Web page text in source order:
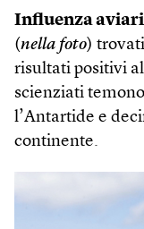
Influenza
(nella foto)
risultati positivi
scienziati
l’Antartide e
continente.